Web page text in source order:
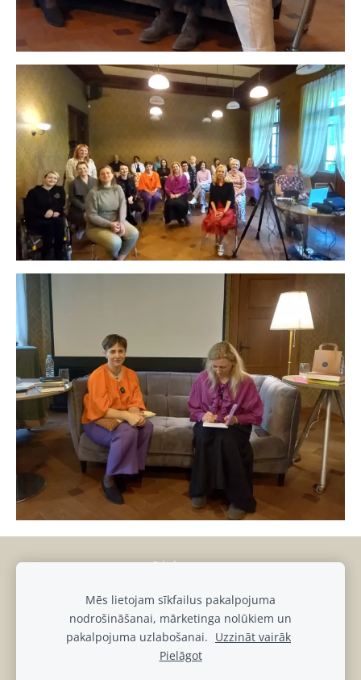
Sīkdatnes
muiza@luznava.lv
+37128686863,+37129390701
Pils iela 8, Lūznava, Lūznavas pagasts, Rēzeknes novads, LV-
4627
Mēs lietojam sīkfailus pakalpojuma
nodrošināšanai, mārketinga nolūkiem un
pakalpojuma uzlabošanai. Uzzināt vairāk
Pielāgot